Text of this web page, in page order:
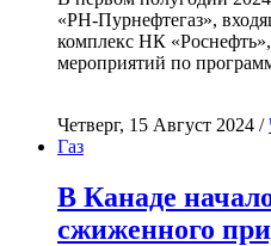
«РН-Пурнефтегаз»,
комплекс НК
мероприятий по
Четверг, 15 Август 2024 /
Газ
В Канаде
сжиженного